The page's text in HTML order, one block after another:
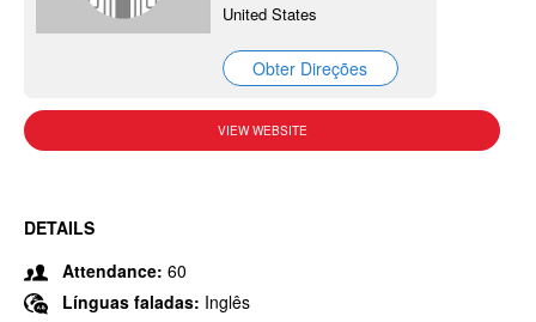
United States
Obter Direções
VIEW WEBSITE
DETAILS
Attendance: 60
Línguas faladas: Inglês